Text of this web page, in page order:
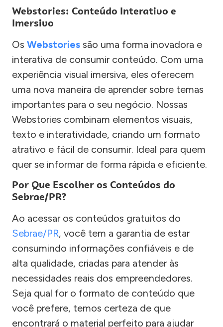
Webstories: Conteúdo Interativo e
Imersivo
Os Webstories são uma forma inovadora e
interativa de consumir conteúdo. Com uma
experiência visual imersiva, eles oferecem
uma nova maneira de aprender sobre temas
importantes para o seu negócio. Nossas
Webstories combinam elementos visuais,
texto e interatividade, criando um formato
atrativo e fácil de consumir. Ideal para quem
quer se informar de forma rápida e eficiente.
Por Que Escolher os Conteúdos do
Sebrae/PR?
Ao acessar os conteúdos gratuitos do
Sebrae/PR, você tem a garantia de estar
consumindo informações confiáveis e de
alta qualidade, criadas para atender às
necessidades reais dos empreendedores.
Seja qual for o formato de conteúdo que
você prefere, temos certeza de que
encontrará o material perfeito para ajudar